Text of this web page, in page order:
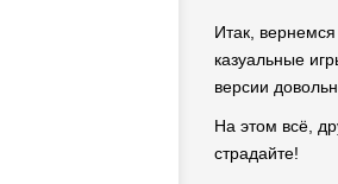
Итак,
казуальные
версии
На этом всё,
страдайте!